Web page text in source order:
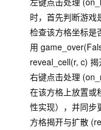
时，首先判断游戏
检查该方格坐标是
用
reveal_cell(r, c) 揭
右键点击处理
在该方格上放置或
性实现），并同步
方格揭开与扩散